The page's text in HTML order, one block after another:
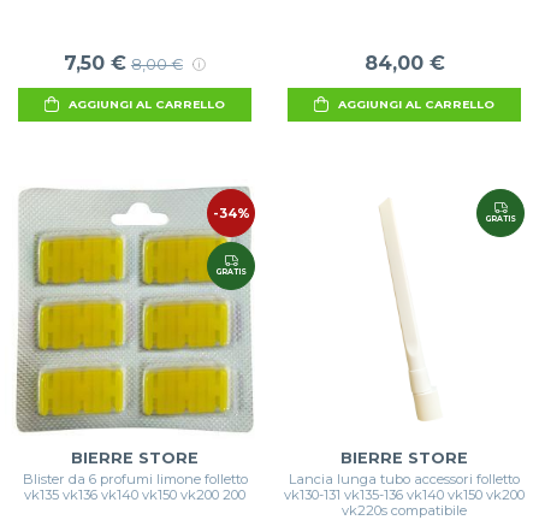
7,50 € 8,00 €
AGGIUNGI AL CARRELLO
84,00 €
AGGIUNGI AL CARRELLO
-34%
GRATIS
BIERRE STORE
Blister da 6 profumi limone folletto
vk135 vk136 vk140 vk150 vk200 200
GRATIS
BIERRE STORE
Lancia lunga tubo accessori folletto
vk130-131 vk135-136 vk140 vk150 vk200
vk220s compatibile